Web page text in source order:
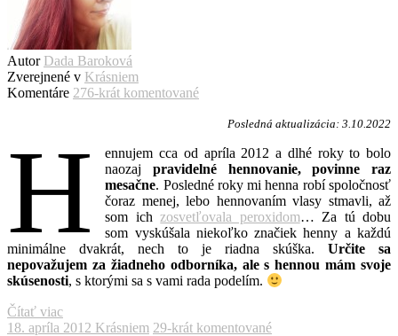
Autor Dada Baroková
Zverejnené v Krásniem
Komentáre 276-krát komentované
Posledná aktualizácia: 3.10.2022
H
ennujem cca od apríla 2012 a dlhé roky to bolo
naozajpravidelné hennovanie, povinne raz
mesačne. Posledné roky mi henna robí spoločnosť
čoraz menej, lebo hennovaním vlasy stmavli, až
som ich zosvetľovala peroxidom… Za tú dobu
som vyskúšala niekoľko značiek henny a každú
minimálne dvakrát, nech to je riadna skúška. Určite sa
nepovažujem za žiadneho odborníka, ale s hennou mám svoje
skúsenosti, s ktorými sa s vami rada podelím.
Čítať viac
18. apríla 2012 Krásniem 29-krát komentované